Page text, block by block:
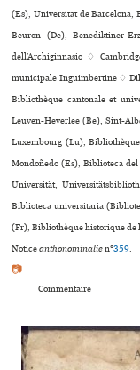
(Es), Universitat de
Beuron (De), Benediktiner-
dell’Archiginnasio ♢
muni­ci­pale Inguimbertine ♢
Bibliothèque can­to­nale et
Leuven-Heverlee (Be), Sint-
Luxembourg (Lu),
Mondoñedo (Es), Biblioteca
Universität,
Biblioteca uni­ver­si­ta­ria
(Fr), Bibliothèque his­to­ri­que de
Noticeanthonominalien°359.
📷
Commentaire